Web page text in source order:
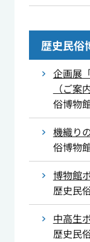
歴史民俗
企画展
（ご案
俗博物
機織り
俗博物
博物館
歴史民
中高生
歴史民